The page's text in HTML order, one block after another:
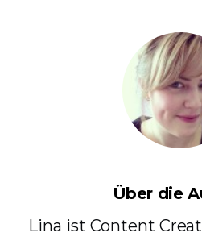
Über die
Lina ist Content